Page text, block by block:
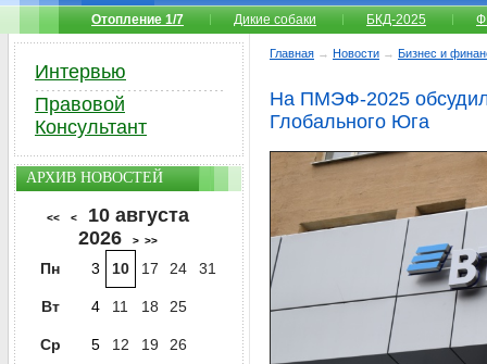
Отопление 1/7
Дикие собаки БКД-2025
Главная → Новости → Бизнес и
На ПМЭФ-2025
Глобального Юга
Интервью
Правовой
Консультант
АРХИВ НОВОСТЕЙ
<< <
10 августа
2026
> >>
Пн 3 10 17 24 31
Вт 4 11 18 25
Ср 5 12 19 26